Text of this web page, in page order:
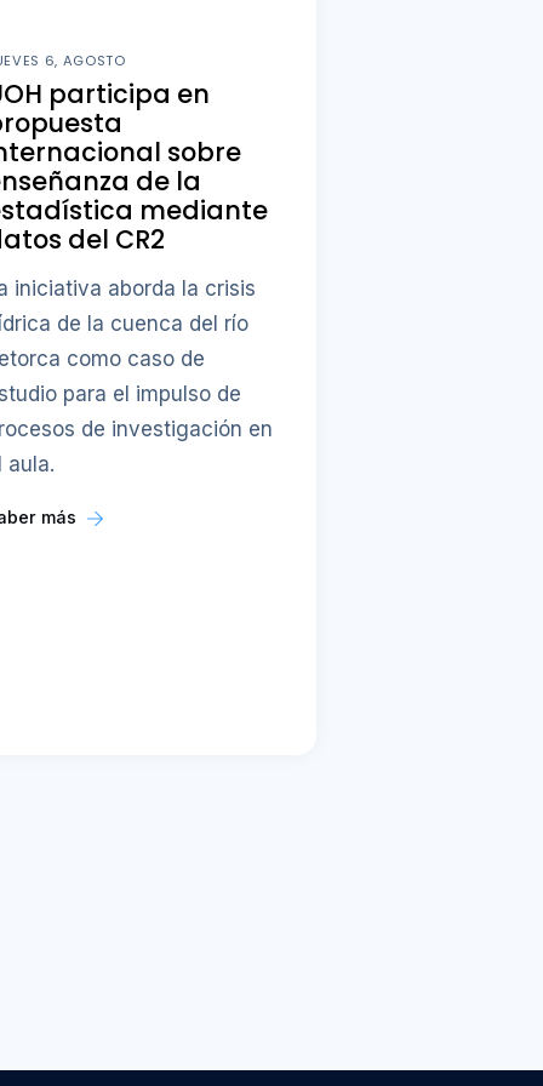
6, AGOSTO
participa en
sobre
de la
mediante
del CR2
iniciativa aborda la crisis
de la cuenca del río
como caso de
para el impulso de
de investigación en
aula.
más